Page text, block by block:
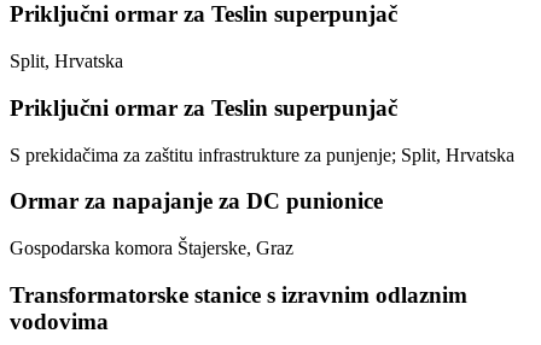
Priključni ormar za Teslin superpunjač
Split, Hrvatska
Priključni ormar za Teslin superpunjač
S prekidačima za zaštitu infrastrukture za punjenje; Split, Hrvatska
Ormar za napajanje za DC punionice
Gospodarska komora Štajerske, Graz
Transformatorske stanice s izravnim odlaznim
vodovima